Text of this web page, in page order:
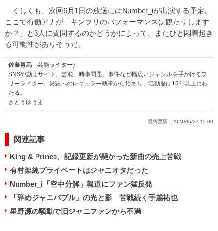
くしくも、次回6月1日の放送にはNumber_iが出演する予定。
ここで有働アナが「キンプリのパフォーマンスは観たりします
か？」と3人に質問するのかどうかによって、またひと悶着起き
る可能性がありそうだ。
佐藤勇馬（芸能ライター）
SNSや動画サイト、芸能、時事問題、事件など幅広いジャンルを手がけるフ
リーライター。雑誌へのレギュラー執筆から始まり、活動歴は15年以上にわ
たる。
さとうゆうま
最終更新： 2024/05/27 15:00
関連記事
King & Prince、記録更新が懸かった新曲の売上苦戦
有村架純プライベートはジャニオタだった
Number_i「空中分解」報道にファン猛反発
「辞めジャニバブル」の光と影 苦戦続く手越祐也
星野源の騒動で旧ジャニファンから不満